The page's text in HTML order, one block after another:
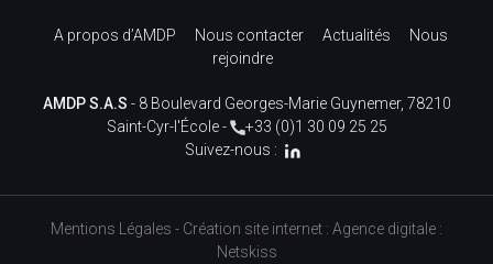
A propos d’AMDP Nous contacter Actualités
Nous
rejoindre
AMDP S.A.S - 8 Boulevard Georges-Marie Guynemer, 78210
Saint-Cyr-l'École -
+33 (0)1 30 09 25 25
Suivez-nous :
Mentions Légales - Création site internet : Agence digitale :
Netskiss